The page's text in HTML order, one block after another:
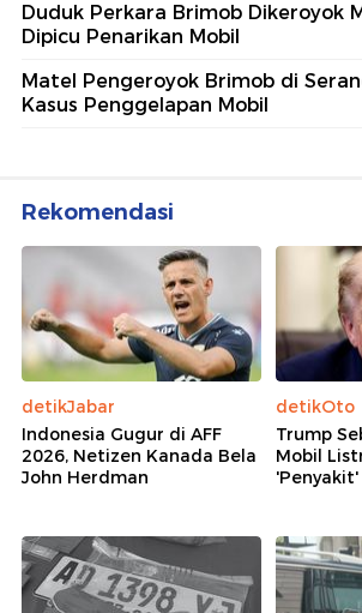
Duduk Perkara Brimob Dikeroyok
Dipicu Penarikan Mobil
Matel Pengeroyok Brimob di
Kasus Penggelapan Mobil
Rekomendasi
detikJabar
Indonesia Gugur di AFF
2026, Netizen Kanada Bela
John Herdman
detikOto
Trump
Mobil
'Penyakit'